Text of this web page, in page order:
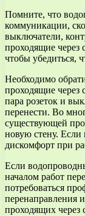
Помните, что
коммуникации,
выключатели,
проходящие через
чтобы убедиться,
Необходимо
проходящие через
пара розеток и
перенести. Во
существующей
новую стену.
дискомфорт при
Если
началом работ
потребоваться
перенаправления
проходящих через